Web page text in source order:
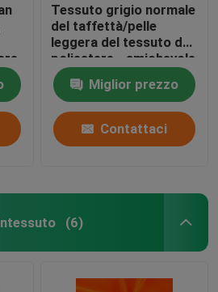
Tessuto grigio normale
del taffettà/pelle
leggera del tessuto del
poliestere - amichevole
Miglior prezzo
Contattaci
(6)